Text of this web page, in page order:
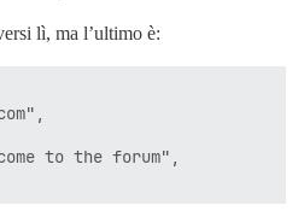
lì, ma l’ultimo è:
to the forum",